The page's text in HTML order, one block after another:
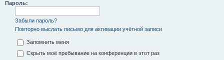
Пароль:
Забыли пароль?
Повторно выслать письмо для активации учётной записи
Запомнить меня
Скрыть моё пребывание на конференции в этот раз